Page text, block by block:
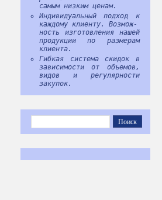
самым низким ценам.
Индивидуальный подход к
каждому клиенту. Возмож-
ность изготовления нашей
продукции по размерам
клиента.
Гибкая система скидок в
зависимости от объемов,
видов и регулярности
закупок.